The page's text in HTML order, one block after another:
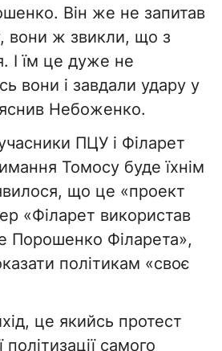
Він же не запитав
вони ж звикли, що з
І їм це дуже не
вони і завдали удару у
Небоженко.
ПЦУ і Філарет
Томосу буде їхнім
що це «проект
«Філарет використав
Порошенко Філарета»,
політикам «своє
це якийсь протест
самого